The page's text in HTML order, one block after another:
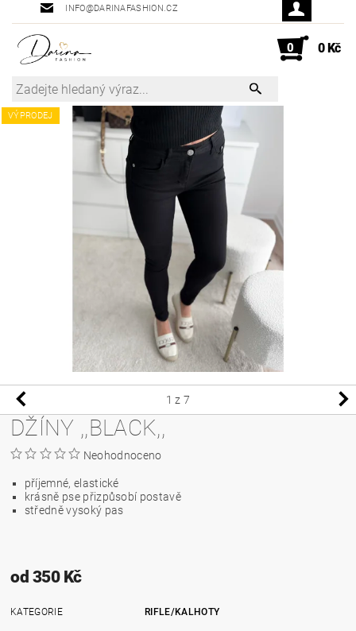
INFO@DARINAFASHION.CZ
0 0 Kč
VÝPRODEJ
1 z 7
DŽÍNY ,,BLACK,,
Neohodnoceno
příjemné, elastické
krásně pse přizpůsobí postavě
středně vysoký pas
od 350 Kč
KATEGORIE RIFLE/KALHOTY